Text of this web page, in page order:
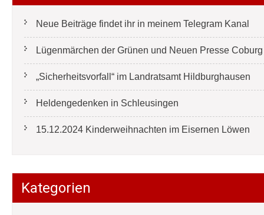
Neue Beiträge findet ihr in meinem Telegram Kanal
Lügenmärchen der Grünen und Neuen Presse
„Sicherheitsvorfall“ im Landratsamt Hildburghausen
Heldengedenken in Schleusingen
15.12.2024 Kinderweihnachten im Eisernen Löwen
Kategorien